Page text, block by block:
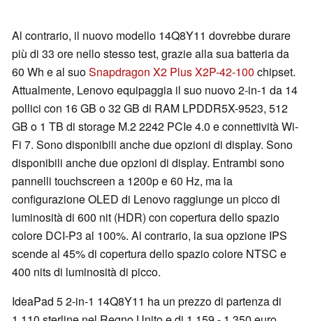
Al contrario, il nuovo modello 14Q8Y11 dovrebbe durare
più di 33 ore nello stesso test, grazie alla sua batteria da
60 Wh e al suoSnapdragon X2 Plus X2P-42-100 chipset.
Attualmente, Lenovo equipaggia il suo nuovo 2-in-1 da 14
pollici con 16 GB o 32 GB di RAM LPDDR5X-9523, 512
GB o 1 TB di storage M.2 2242 PCIe 4.0 e connettività Wi-
Fi 7. Sono disponibili anche due opzioni di display. Sono
disponibili anche due opzioni di display. Entrambi sono
pannelli touchscreen a 1200p e 60 Hz, ma la
configurazione OLED di Lenovo raggiunge un picco di
luminosità di 600 nit (HDR) con copertura dello spazio
colore DCI-P3 al 100%. Al contrario, la sua opzione IPS
scende al 45% di copertura dello spazio colore NTSC e
400 nits di luminosità di picco.
IdeaPad 5 2-in-1 14Q8Y11 ha un prezzo di partenza di